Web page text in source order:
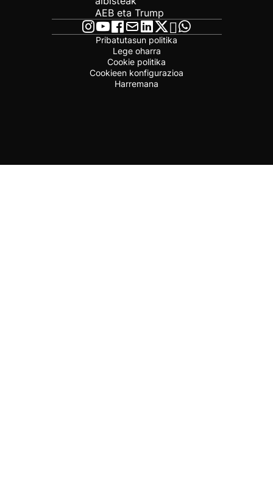
AEB eta Trump
Pribatutasun politika
Lege oharra
Cookie politika
Cookieen konfigurazioa
Harremana